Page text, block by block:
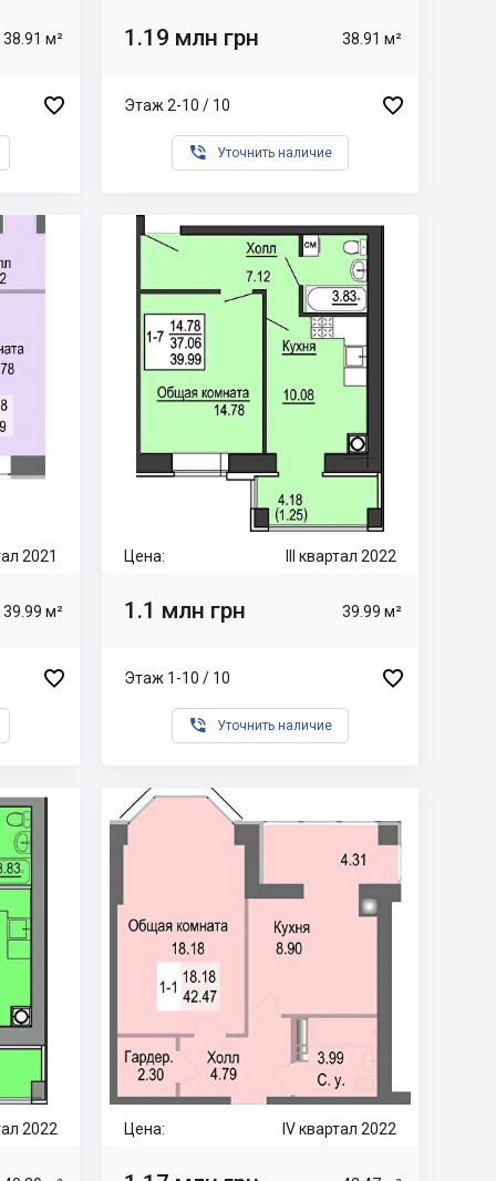
38.91 м²

1.19 млн грн 38.91 м²
Этаж 2-10 / 10 
 Уточнить наличие
2021
39.99 м²

Цена: III квартал 2022
1.1 млн грн 39.99 м²
Этаж 1-10 / 10 
 Уточнить наличие
2022 Цена: IV квартал 2022